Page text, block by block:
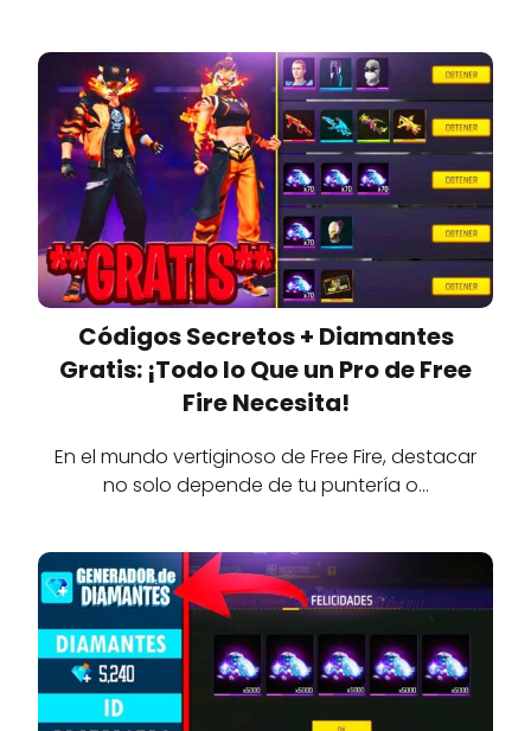
Códigos Secretos + Diamantes
Gratis: ¡Todo lo Que un Pro de Free
Fire Necesita!
En el mundo vertiginoso de Free Fire, destacar
no solo depende de tu puntería o…